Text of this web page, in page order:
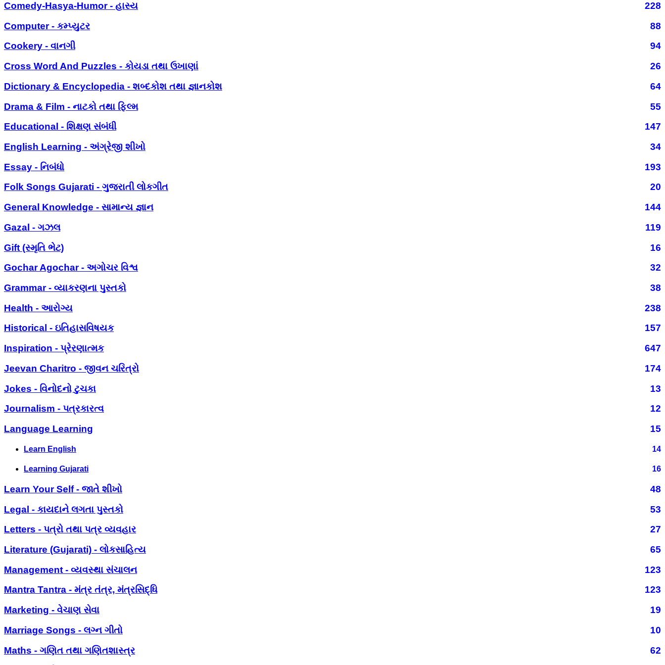
Comedy-Hasya-Humor - હાસ્ય
228
Computer - કમ્પ્યુટર
88
Cookery - વાનગી
94
Cross Word And Puzzles - કોયડા તથા ઉખાણાં
26
Dictionary & Encyclopedia - શબ્દકોશ તથા જ્ઞાનકોશ
64
Drama & Film - નાટકો તથા ફિલ્મ
55
Educational - શિક્ષણ સંબંધી
147
English Learning - અંગ્રેજી શીખો
34
Essay - નિબંધો
193
Folk Songs Gujarati - ગુજરાતી લોકગીત
20
General Knowledge - સામાન્ય જ્ઞાન
144
Gazal - ગઝલ
119
Gift (સ્મૃતિ ભેટ)
16
Gochar Agochar - અગોચર વિશ્વ
32
Grammar - વ્યાકરણના પુસ્તકો
38
Health - આરોગ્ય
238
Historical - ઇતિહાસવિષયક
157
Inspiration - પ્રેરણાત્મક
647
Jeevan Charitro - જીવન ચરિત્રો
174
Jokes - વિનોદનો ટુચકા
13
Journalism - પત્રકારત્વ
12
Language Learning
15
Learn English 14
Learning Gujarati 16
Learn Your Self - જાતે શીખો
48
Legal - કાયદાને લગતા પુસ્તકો
53
Letters - પત્રો તથા પત્ર વ્યવહાર
27
Literature (Gujarati) - લોકસાહિત્ય
65
Management - વ્યવસ્થા સંચાલન
123
Mantra Tantra - મંત્ર તંત્ર, મંત્રસિદ્ધિ
123
Marketing - વેચાણ સેવા
19
Marriage Songs - લગ્ન ગીતો
10
Maths - ગણિત તથા ગણિતશાસ્ત્ર
62